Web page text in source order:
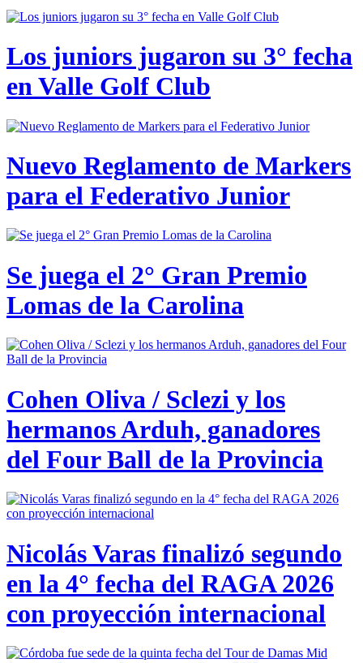
Los juniors jugaron su 3° fecha
en Valle Golf Club
Nuevo Reglamento de Markers
para el Federativo Junior
Se juega el 2° Gran Premio
Lomas de la Carolina
Cohen Oliva / Sclezi y los
hermanos Arduh, ganadores
del Four Ball de la Provincia
Nicolás Varas finalizó segundo
en la 4° fecha del RAGA 2026
con proyección internacional